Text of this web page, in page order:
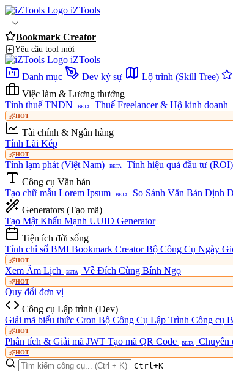
iZTools
Bookmark Creator
Yêu cầu tool mới
iZTools
Danh mục
Dev ký sự Lộ trình (Skill Tree)
Việc làm & Lương thưởng
Tính thuế TNDN
BETA Thuế Freelancer & Hộ kinh doanh
HOT
Tài chính & Ngân hàng
Tính Lãi Kép
HOT
Tính lạm phát (Việt Nam) BETA Tính hiệu quả đầu tư (ROI)
Công cụ Văn bản
Tạo chữ mẫu Lorem Ipsum
BETA So Sánh Văn Bản Định
Generators (Tạo mã)
Tạo Mật Khẩu Mạnh UUID Generator
Tiện ích đời sống
Tính chỉ số BMI Bookmark CreatorBộ Công Cụ Ngày
HOT
Xem Âm Lịch BETA Về Đích Cùng Bính Ngọ
HOT
Quy đổi đơn vị
Công cụ Lập trình (Dev)
Giải mã biểu thức Cron Bộ Công Cụ Lập Trình Công cụ
HOT
Phân tích & Giải mã JWT Tạo mã QR Code BETA Chuyển
HOT
Ctrl+K